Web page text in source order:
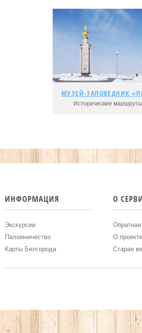
МУЗЕЙ-ЗАПОВЕДНИК
Исторические маршруты
МУЗЕЙ-ЗАПОВЕДНИК
Адрес:
ИНФОРМАЦИЯ
Экскурсии
Паломничество
Карты Белгорода
О
О проекте
Старая